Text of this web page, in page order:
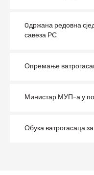
Oдржана редовна
савеза РС
Опремање
Министар МУП-а у
Обука ватрогасаца